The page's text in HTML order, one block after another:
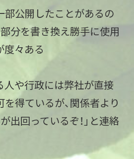
部公開したことがあるの
分を書き換え勝手に使用
度々ある
人や行政には弊社が直接
得ているが、関係者より
出回っているぞ！」と連絡